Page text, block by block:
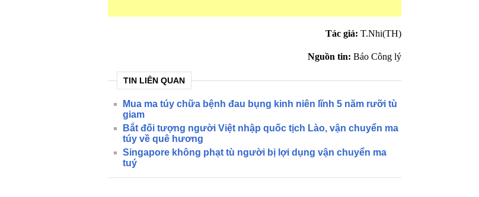
Tác giả: T.Nhi(TH)
Nguồn tin: Báo Công lý
TIN LIÊN QUAN
Mua ma túy chữa bệnh đau bụng kinh niên lĩnh 5 năm rưỡi tù
giam
Bắt đối tượng người Việt nhập quốc tịch Lào, vận chuyển ma
túy về quê hương
Singapore không phạt tù người bị lợi dụng vận chuyển ma
tuý